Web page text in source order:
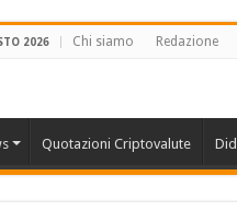
2026 Chi siamo Redazione
Quotazioni Criptovalute